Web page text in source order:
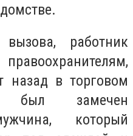
работник
назад в торговом
был замечен
который